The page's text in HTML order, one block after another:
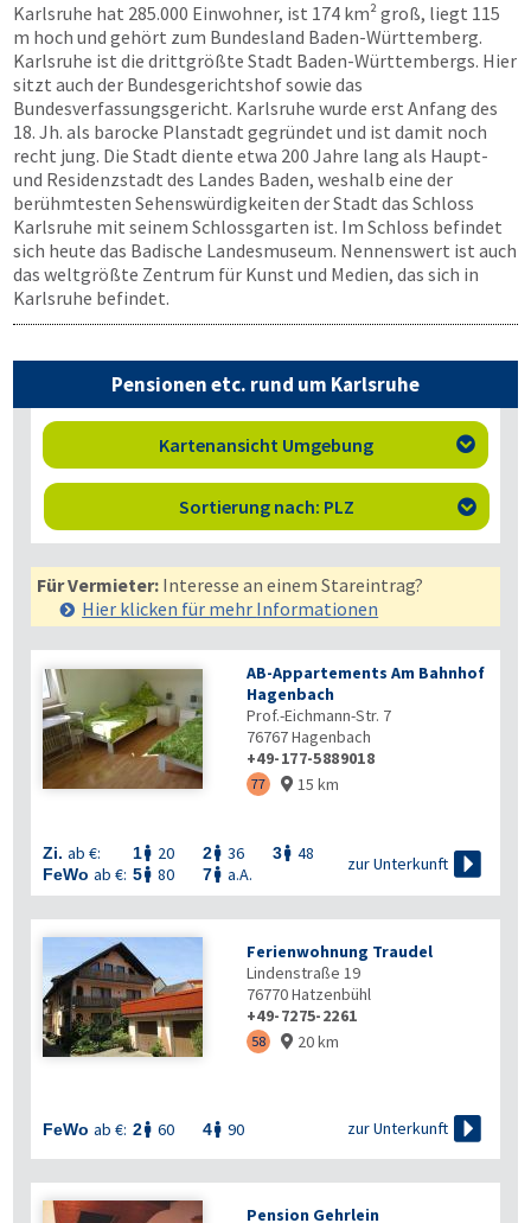
Karlsruhe hat 285.000 Einwohner, ist 174 km² groß, liegt 115
m hoch und gehört zum Bundesland Baden-Württemberg.
Karlsruhe ist die drittgrößte Stadt Baden-Württembergs. Hier
sitzt auch der Bundesgerichtshof sowie das
Bundesverfassungsgericht. Karlsruhe wurde erst Anfang des
18. Jh. als barocke Planstadt gegründet und ist damit noch
recht jung. Die Stadt diente etwa 200 Jahre lang als Haupt-
und Residenzstadt des Landes Baden, weshalb eine der
berühmtesten Sehenswürdigkeiten der Stadt das Schloss
Karlsruhe mit seinem Schlossgarten ist. Im Schloss befindet
sich heute das Badische Landesmuseum. Nennenswert ist auch
das weltgrößte Zentrum für Kunst und Medien, das sich in
Karlsruhe befindet.
Pensionen etc. rund um Karlsruhe
Kartenansicht Umgebung 
Sortierung nach: PLZ 
Für Vermieter: Interesse an einem Stareintrag?
Hier klicken für mehr Informationen
AB-Appartements Am Bahnhof
Hagenbach
Prof.-Eichmann-Str. 7
76767Hagenbach
+49-177-5889018
77  15 km
Zi. ab €: 1 20 2 36 3 48
FeWo ab €: 5 80 7 a.A.
zur Unterkunft 
Ferienwohnung Traudel
Lindenstraße 19
76770Hatzenbühl
+49-7275-2261
58  20 km
FeWo ab €: 2 60 4 90 zur Unterkunft 
Pension Gehrlein